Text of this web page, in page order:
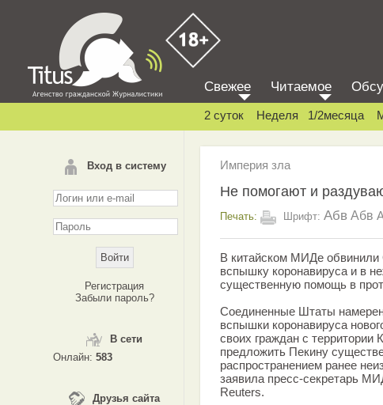
Вход в систему
Регистрация
Забыли пароль?
В сети
Онлайн: 583
Друзья сайта
Свежее Читаемое
2 суток Неделя 1/2месяца
Империя зла
Не помогают и
Печать: Шрифт: Абв Абв
В китайском МИДе
вспышку коронавируса и в
существенную помощь в
Соединенные Штаты
вспышки коронавируса
своих граждан с территории
предложить Пекину
распространением ранее
заявила пресс-секретарь
Reuters.